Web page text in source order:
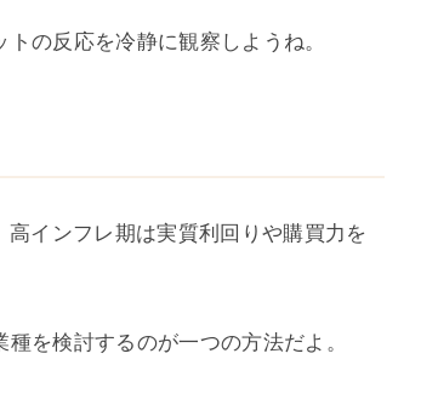
の反応を冷静に観察しようね。
インフレ期は実質利回りや購買力を
を検討するのが一つの方法だよ。